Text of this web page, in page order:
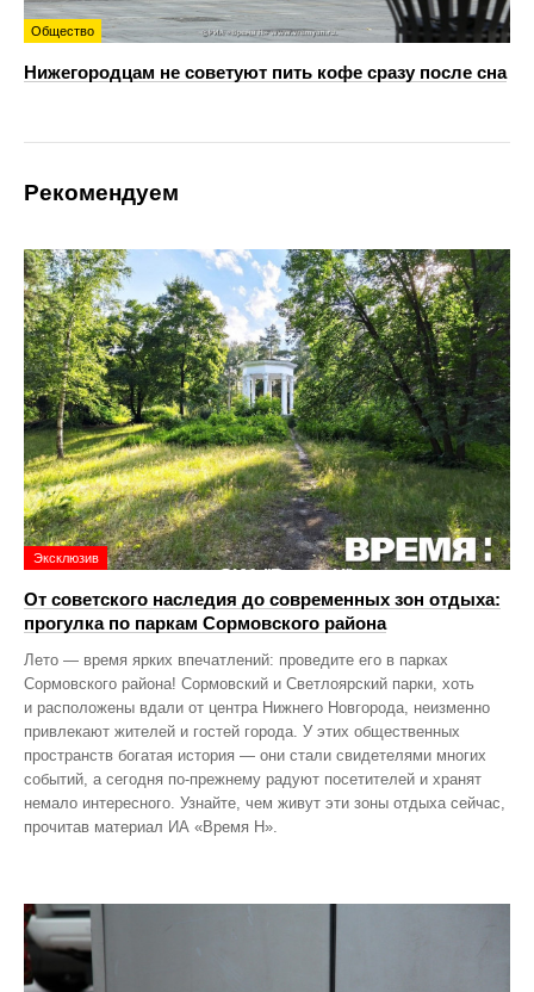
Общество
Нижегородцам не советуют пить кофе сразу после сна
Рекомендуем
Эксклюзив
От советского наследия до современных зон отдыха:
прогулка по паркам Сормовского района
Лето — время ярких впечатлений: проведите его в парках
Сормовского района! Сормовский и Светлоярский парки, хоть
и расположены вдали от центра Нижнего Новгорода, неизменно
привлекают жителей и гостей города. У этих общественных
пространств богатая история — они стали свидетелями многих
событий, а сегодня по‑прежнему радуют посетителей и хранят
немало интересного. Узнайте, чем живут эти зоны отдыха сейчас,
прочитав материал ИА «Время Н».